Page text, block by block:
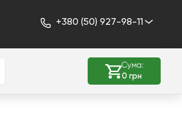
+380 (50) 927-98-11
Сума:
0 грн